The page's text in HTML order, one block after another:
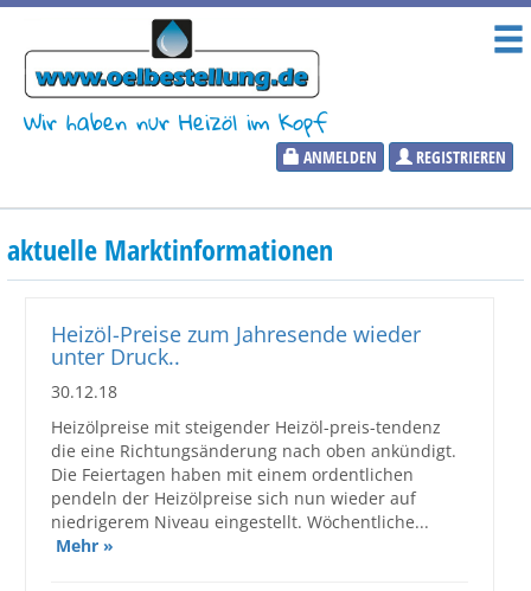
Wir haben nur Heizöl im Kopf
ANMELDEN REGISTRIEREN
Heizölpreise
Aktueller Heizölpreis
Marktinformationen
Wunschpreis Benachrichtigung
aktuelle Marktinformationen
Heizöl-Preise zum Jahresende wieder
unter Druck..
30.12.18
Heizölpreise mit steigender Heizöl-preis-tendenz
die eine Richtungsänderung nach oben ankündigt.
Die Feiertagen haben mit einem ordentlichen
pendeln der Heizölpreise sich nun wieder auf
niedrigerem Niveau eingestellt. Wöchentliche...
Mehr »